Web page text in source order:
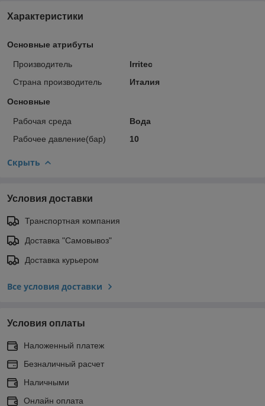
Характеристики
Основные атрибуты
Производитель
Irritec
Страна производитель
Италия
Основные
Рабочая среда
Вода
Рабочее давление(бар)
10
Скрыть
Условия доставки
Транспортная компания
Доставка "Самовывоз"
Доставка курьером
Все условия доставки
Условия оплаты
Наложенный платеж
Безналичный расчет
Наличными
Онлайн оплата